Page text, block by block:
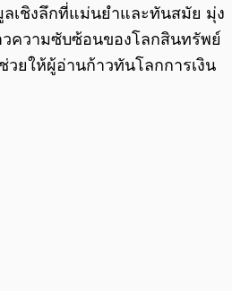
เชิงลึกที่แม่นยำและทันสมัย มุ่ง
วความซับซ้อนของโลกสินทรัพย์
วยให้ผู้อ่านก้าวทันโลกการเงิน